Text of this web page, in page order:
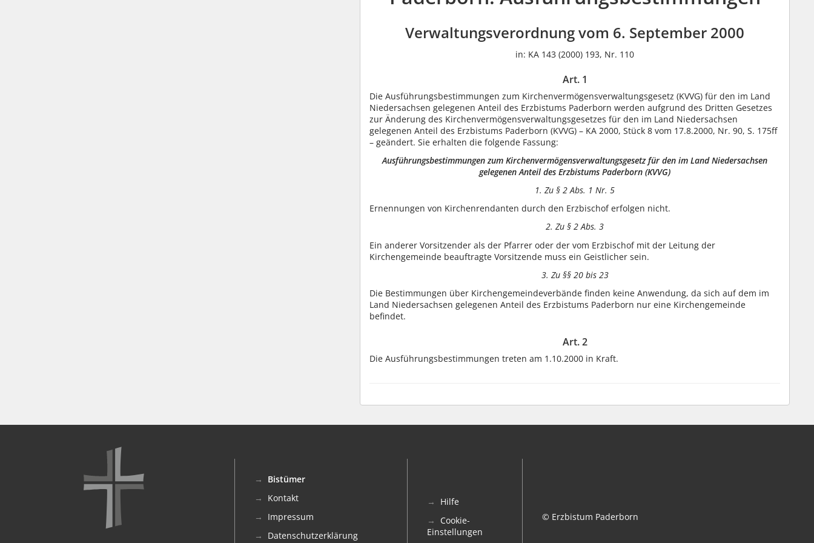
Verwaltungsverordnung vom 6. September 2000
in: KA 143 (2000) 193, Nr. 110
Art. 1
Die Ausführungsbestimmungen zum Kirchenvermögensverwaltungsgesetz (KVVG) für den im Land
Niedersachsen gelegenen Anteil des Erzbistums Paderborn werden aufgrund des Dritten Gesetzes
zur Änderung des Kirchenvermögensverwaltungsgesetzes für den im Land Niedersachsen
gelegenen Anteil des Erzbistums Paderborn (KVVG) – KA 2000, Stück 8 vom 17.8.2000, Nr. 90, S. 175ff
– geändert. Sie erhalten die folgende Fassung:
Ausführungsbestimmungen zum Kirchenvermögensverwaltungsgesetz für den im Land Niedersachsen
gelegenen Anteil des Erzbistums Paderborn (KVVG)
1. Zu § 2 Abs. 1 Nr. 5
Ernennungen von Kirchenrendanten durch den Erzbischof erfolgen nicht.
2. Zu § 2 Abs. 3
Ein anderer Vorsitzender als der Pfarrer oder der vom Erzbischof mit der Leitung der
Kirchengemeinde beauftragte Vorsitzende muss ein Geistlicher sein.
3. Zu §§ 20 bis 23
Die Bestimmungen über Kirchengemeindeverbände finden keine Anwendung, da sich auf dem im
Land Niedersachsen gelegenen Anteil des Erzbistums Paderborn nur eine Kirchengemeinde
befindet.
Art. 2
Die Ausführungsbestimmungen treten am 1.10.2000 in Kraft.
Bistümer
Kontakt
Impressum
Datenschutzerklärung
Hilfe
Cookie-
Einstellungen
© Erzbistum Paderborn